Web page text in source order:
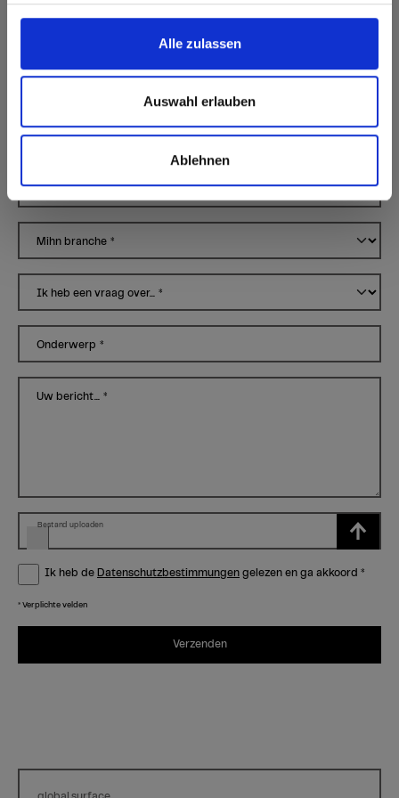
Alle zulassen
Auswahl erlauben
Ablehnen
Postcode*
form.city*
Mihn branche *
Ik heb een vraag over... *
Onderwerp *
Uw bericht... *
Bestand uploaden
Ik heb de Datenschutzbestimmungen gelezen en ga akkoord *
* Verplichte velden
Verzenden